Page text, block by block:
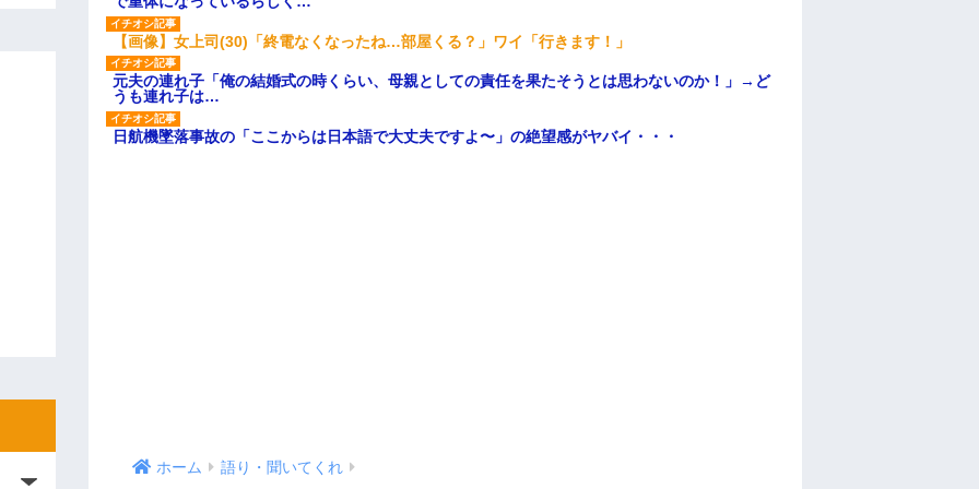
【画像】女上司(30)「終電なくなったね…部屋くる？」ワイ「行きます！」
元夫の連れ子「俺の結婚式の時くらい、母親としての責任を果たそうとは思わないのか！」→ど
うも連れ子は…
日航機墜落事故の「ここからは日本語で大丈夫ですよ〜」の絶望感がヤバイ・・・
ホーム 語り・聞いてくれ